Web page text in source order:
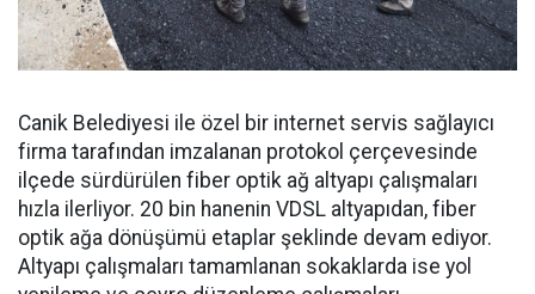
Canik Belediyesi ile özel bir internet servis sağlayıcı
firma tarafından imzalanan protokol çerçevesinde
ilçede sürdürülen fiber optik ağ altyapı çalışmaları
hızla ilerliyor. 20 bin hanenin VDSL altyapıdan, fiber
optik ağa dönüşümü etaplar şeklinde devam ediyor.
Altyapı çalışmaları tamamlanan sokaklarda ise yol